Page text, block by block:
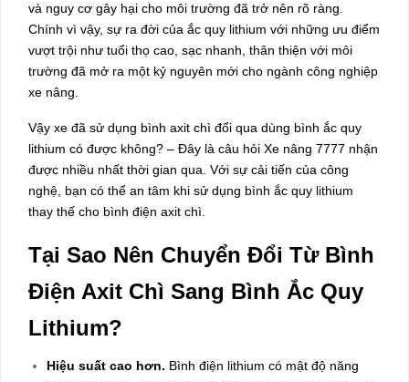
và nguy cơ gây hại cho môi trường đã trở nên rõ ràng.
Chính vì vậy, sự ra đời của ắc quy lithium với những ưu điểm
vượt trội như tuổi thọ cao, sạc nhanh, thân thiện với môi
trường đã mở ra một kỷ nguyên mới cho ngành công nghiệp
xe nâng.
Vậy xe đã sử dụng bình axit chì đổi qua dùng bình ắc quy
lithium có được không? – Đây là câu hỏi Xe nâng 7777 nhận
được nhiều nhất thời gian qua. Với sự cải tiến của công
nghệ, bạn có thể an tâm khi sử dụng bình ắc quy lithium
thay thế cho bình điện axit chì.
Tại Sao Nên Chuyển Đổi Từ Bình
Điện Axit Chì Sang Bình Ắc Quy
Lithium?
Hiệu suất cao hơn. Bình điện lithium có mật độ năng